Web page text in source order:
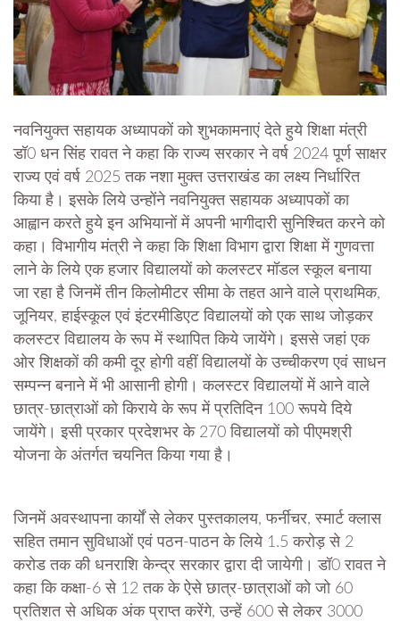
नवनियुक्त सहायक अध्यापकों को शुभकामनाएं देते हुये शिक्षा मंत्री
डॉ0 धन सिंह रावत ने कहा कि राज्य सरकार ने वर्ष 2024 पूर्ण साक्षर
राज्य एवं वर्ष 2025 तक नशा मुक्त उत्तराखंड का लक्ष्य निर्धारित
किया है। इसके लिये उन्होंने नवनियुक्त सहायक अध्यापकों का
आह्वान करते हुये इन अभियानों में अपनी भागीदारी सुनिश्चित करने को
कहा। विभागीय मंत्री ने कहा कि शिक्षा विभाग द्वारा शिक्षा में गुणवत्ता
लाने के लिये एक हजार विद्यालयों को कलस्टर मॉडल स्कूल बनाया
जा रहा है जिनमें तीन किलोमीटर सीमा के तहत आने वाले प्राथमिक,
जूनियर, हाईस्कूल एवं इंटरमीडिएट विद्यालयों को एक साथ जोड़कर
कलस्टर विद्यालय के रूप में स्थापित किये जायेंगे। इससे जहां एक
ओर शिक्षकों की कमी दूर होगी वहीं विद्यालयों के उच्चीकरण एवं साधन
सम्पन्न बनाने में भी आसानी होगी। कलस्टर विद्यालयों में आने वाले
छात्र-छात्राओं को किराये के रूप में प्रतिदिन 100 रूपये दिये
जायेंगे। इसी प्रकार प्रदेशभर के 270 विद्यालयों को पीएमश्री
योजना के अंतर्गत चयनित किया गया है।
जिनमें अवस्थापना कार्यों से लेकर पुस्तकालय, फर्नीचर, स्मार्ट क्लास
सहित तमान सुविधाओं एवं पठन-पाठन के लिये 1.5 करोड़ से 2
करोड तक की धनराशि केन्द्र सरकार द्वारा दी जायेगी। डॉ0 रावत ने
कहा कि कक्षा-6 से 12 तक के ऐसे छात्र-छात्राओं को जो 60
प्रतिशत से अधिक अंक प्राप्त करेंगे, उन्हें 600 से लेकर 3000